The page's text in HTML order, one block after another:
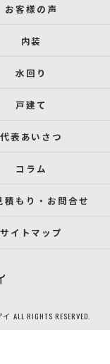
お客様の声
内装
水回り
戸建て
代表あいさつ
コラム
積もり・お問合せ
サイトマップ
RIGHTS RESERVED.